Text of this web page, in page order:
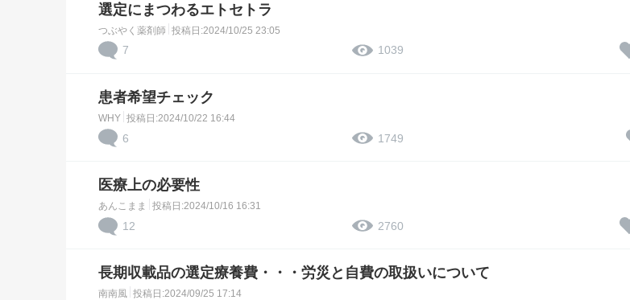
選定にまつわるエトセトラ
つぶやく薬剤師 投稿日:2024/10/25 23:05
7 1039
患者希望チェック
WHY 投稿日:2024/10/22 16:44
6 1749
医療上の必要性
あんこまま 投稿日:2024/10/16 16:31
12 2760
長期収載品の選定療養費・・・労災と自費の取扱いについて
南南風 投稿日:2024/09/25 17:14